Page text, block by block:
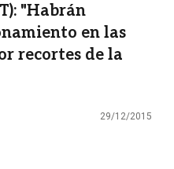
"Habrán
en las
recortes de la
29/12/2015